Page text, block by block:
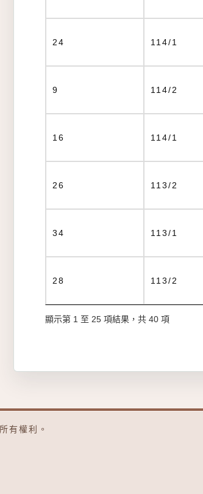
24 114/1
9 114/2
16 114/1
26 113/2
34 113/1
28 113/2
顯示第 1 至 25 項結果，共 40 項
有權利。